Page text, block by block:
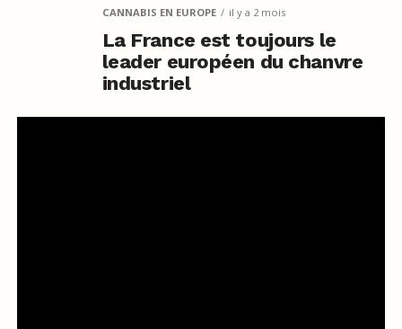
CANNABIS EN EUROPE il y a 2 mois
La France est toujours le
leader européen du chanvre
industriel